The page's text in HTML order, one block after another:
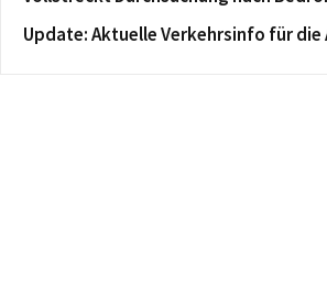
Update: Aktuelle Verkehrsinfo für die